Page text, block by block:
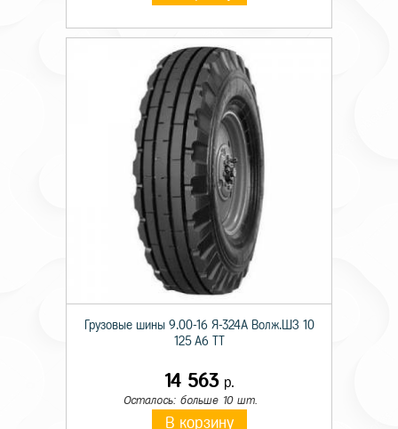
Грузовые шины 9.00-16 Я-324А Волж.ШЗ 10
125 A6 TT
14 563р.
Осталось: больше 10 шт.
В корзину